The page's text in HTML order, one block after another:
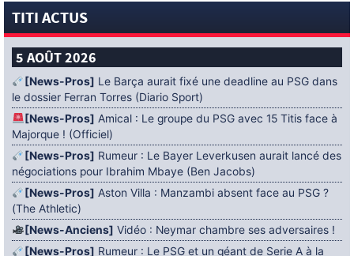
TITI ACTUS
5 AOÛT 2026
[News-Pros] Le Barça aurait fixé une deadline au PSG dans
le dossier Ferran Torres (Diario Sport)
[News-Pros] Amical : Le groupe du PSG avec 15 Titis face à
Majorque ! (Officiel)
[News-Pros] Rumeur : Le Bayer Leverkusen aurait lancé des
négociations pour Ibrahim Mbaye (Ben Jacobs)
[News-Pros] Aston Villa : Manzambi absent face au PSG ?
(The Athletic)
[News-Anciens] Vidéo : Neymar chambre ses adversaires !
[News-Pros] Rumeur : Le PSG et un géant de Serie A à la